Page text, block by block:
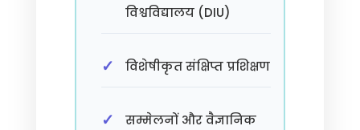
विश्वविद्यालय (DIU)
विशेषीकृत संक्षिप्त प्रशिक्षण
सम्मेलनों और वैज्ञानिक